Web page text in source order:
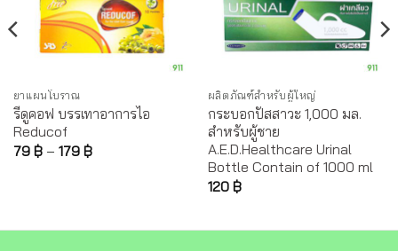
ยาแผนโบราณ
รีดูคอฟ บรรเทาอาการไอ
Reducof
79 ฿– 179 ฿
ผลิตภัณฑ์สำหรับผู้ใหญ่
กระบอกปัสสาวะ 1,000 มล.
สำหรับผู้ชาย
A.E.D.Healthcare Urinal
Bottle Contain of 1000 ml
120 ฿